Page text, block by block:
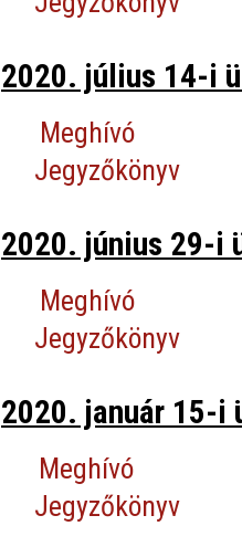
2020. július 14-i
Meghívó
Jegyzőkönyv
2020. június 29-i
Meghívó
Jegyzőkönyv
2020. január 15-i
Meghívó
Jegyzőkönyv